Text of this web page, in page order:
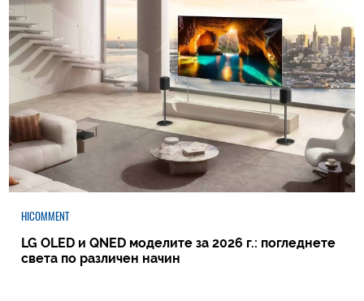
HICOMMENT
LG OLED и QNED моделите за 2026 г.: погледнете
света по различен начин